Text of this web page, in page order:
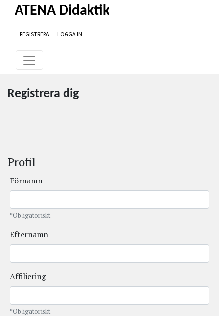
Hoppa till huvudinnehåll
Hoppa till primär navigationsmeny
Hoppa till sidfot
ATENA Didaktik
REGISTRERA LOGGA IN
Registrera dig
Profil
Förnamn
*Obligatoriskt
Efternamn
Affiliering
*Obligatoriskt